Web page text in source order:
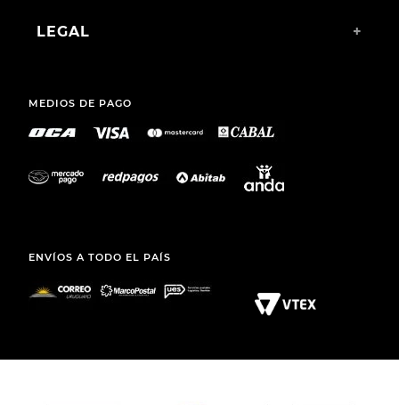
LEGAL +
MEDIOS DE PAGO
ENVÍOS A TODO EL PAÍS